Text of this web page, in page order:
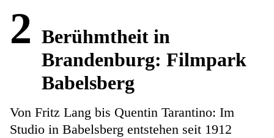
2 Berühmtheit in
Brandenburg: Filmpark
Babelsberg
Von Fritz Lang bis Quentin Tarantino: Im
Studio in Babelsberg entstehen seit 1912